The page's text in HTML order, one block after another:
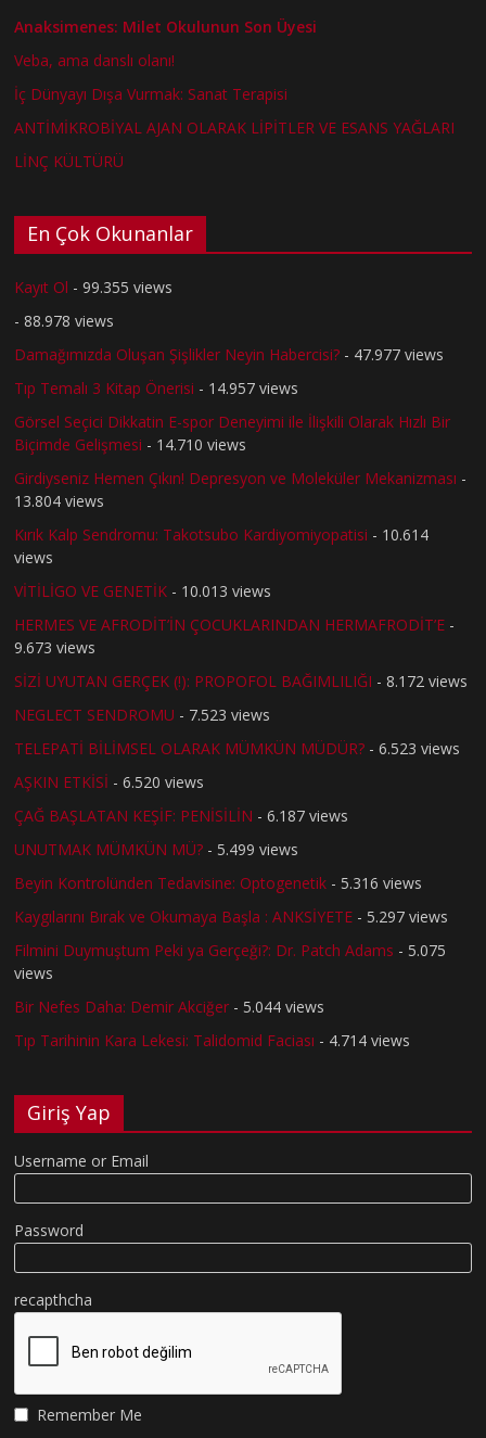
Anaksimenes: Milet Okulunun Son Üyesi
Veba, ama danslı olanı!
İç Dünyayı Dışa Vurmak: Sanat Terapisi
ANTİMİKROBİYAL AJAN OLARAK LİPİTLER VE ESANS YAĞLARI
LİNÇ KÜLTÜRÜ
En Çok Okunanlar
Kayıt Ol - 99.355 views
- 88.978 views
Damağımızda Oluşan Şişlikler Neyin Habercisi? - 47.977 views
Tıp Temalı 3 Kitap Önerisi - 14.957 views
Görsel Seçici Dikkatin E-spor Deneyimi ile İlişkili Olarak Hızlı Bir
Biçimde Gelişmesi - 14.710 views
Girdiyseniz Hemen Çıkın! Depresyon ve Moleküler Mekanizması -
13.804 views
Kırık Kalp Sendromu: Takotsubo Kardiyomiyopatisi - 10.614
views
VİTİLİGO VE GENETİK - 10.013 views
HERMES VE AFRODİT’İN ÇOCUKLARINDAN HERMAFRODİT’E -
9.673 views
SİZİ UYUTAN GERÇEK (!): PROPOFOL BAĞIMLILIĞI - 8.172 views
NEGLECT SENDROMU - 7.523 views
TELEPATİ BİLİMSEL OLARAK MÜMKÜN MÜDÜR? - 6.523 views
AŞKIN ETKİSİ - 6.520 views
ÇAĞ BAŞLATAN KEŞİF: PENİSİLİN - 6.187 views
UNUTMAK MÜMKÜN MÜ? - 5.499 views
Beyin Kontrolünden Tedavisine: Optogenetik - 5.316 views
Kaygılarını Bırak ve Okumaya Başla : ANKSİYETE - 5.297 views
Filmini Duymuştum Peki ya Gerçeği?: Dr. Patch Adams - 5.075
views
Bir Nefes Daha: Demir Akciğer - 5.044 views
Tıp Tarihinin Kara Lekesi: Talidomid Faciası - 4.714 views
Giriş Yap
Username or Email
Password
recapthcha
Remember Me